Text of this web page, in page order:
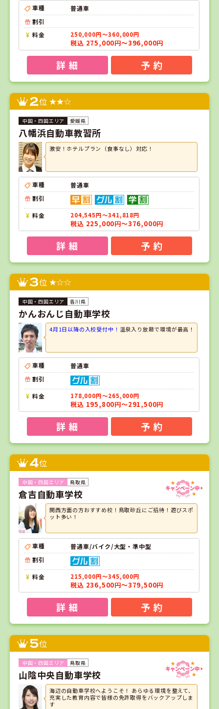
車種
普通車
割引
料金
250,000円～360,000円
税込 275,000円～396,000円
詳 細 予 約
2位
愛媛県
八幡浜自動車教習所
激安！ホテルプラン（食事なし）対応！
車種
普通車
割引
料金 204,545円～341,818円
税込 225,000円～376,000円
詳 細 予 約
3位
香川県
かんおんじ自動車学校
4月1日以降の入校受付中！ 温泉入り放題で環境が最高！
車種
普通車
割引
料金 178,000円～265,000円
税込 195,800円～291,500円
詳 細 予 約
4位
鳥取県
倉吉自動車学校
関西方面の方おすすめ校！鳥取砂丘にご招待！遊びスポ
ット多い！
車種
普通車/バイク/大型・準中型
割引
料金 215,000円～345,000円
税込 236,500円～379,500円
詳 細 予 約
5位
鳥取県
山陰中央自動車学校
海辺の自動車学校へようこそ！ あらゆる環境を整えて、
充実した教育内容で皆様の免許取得をバックアップしま
す